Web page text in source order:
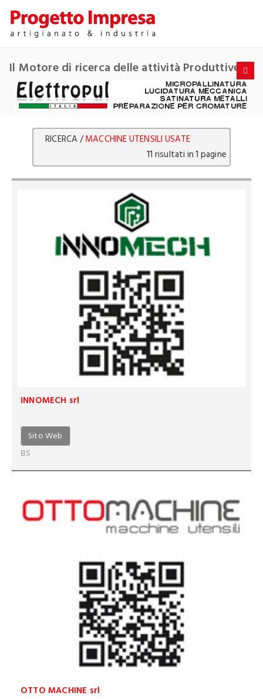
Il Motore di ricerca delle attività Produttive
RICERCA /MACCHINE UTENSILI USATE
11 risultati in 1 pagine
INNOMECH srl
Sito Web
BS
OTTO MACHINE srl